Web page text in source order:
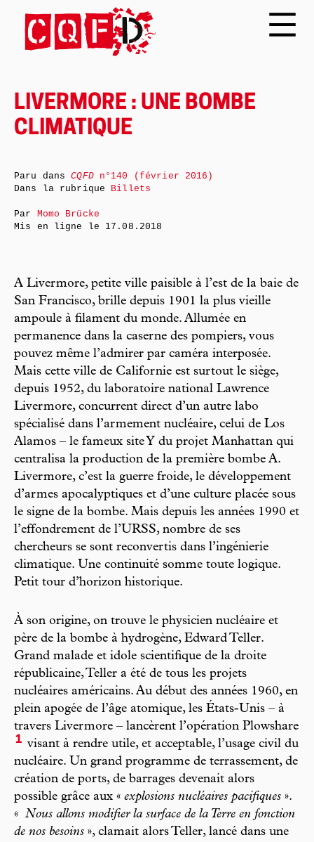
LIVERMORE : UNE BOMBE
CLIMATIQUE
A Livermore, petite ville paisible à l’est de la baie de
San Francisco, brille depuis 1901 la plus vieille
ampoule à filament du monde. Allumée en
permanence dans la caserne des pompiers, vous
pouvez même l’admirer par caméra interposée.
Mais cette ville de Californie est surtout le siège,
depuis 1952, du laboratoire national Lawrence
Livermore, concurrent direct d’un autre labo
spécialisé dans l’armement nucléaire, celui de Los
Alamos – le fameux site Y du projet Manhattan qui
centralisa la production de la première bombe A.
Livermore, c’est la guerre froide, le développement
d’armes apocalyptiques et d’une culture placée sous
le signe de la bombe. Mais depuis les années 1990 et
l’effondrement de l’URSS, nombre de ses
chercheurs se sont reconvertis dans l’ingénierie
climatique. Une continuité somme toute logique.
Petit tour d’horizon historique.
À son origine, on trouve le physicien nucléaire et
père de la bombe à hydrogène, Edward Teller.
Grand malade et idole scientifique de la droite
républicaine, Teller a été de tous les projets
nucléaires américains. Au début des années 1960, en
plein apogée de l’âge atomique, les États-Unis – à
travers Livermore – lancèrent l’opération Plowshare
1 visant à rendre utile, et acceptable, l’usage civil du
nucléaire. Un grand programme de terrassement, de
création de ports, de barrages devenait alors
possible grâce aux « explosions nucléaires pacifiques ».
« Nous allons modifier la surface de la Terre en fonction
de nos besoins », clamait alors Teller, lancé dans une
Paru dansCQFDn°140 (février 2016)
Dans la rubrique Billets
Par Momo Brücke
Mis en ligne le 17.08.2018